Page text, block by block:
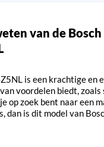
is een krachtige en
voordelen biedt,
op zoek bent naar een
dan is dit model van